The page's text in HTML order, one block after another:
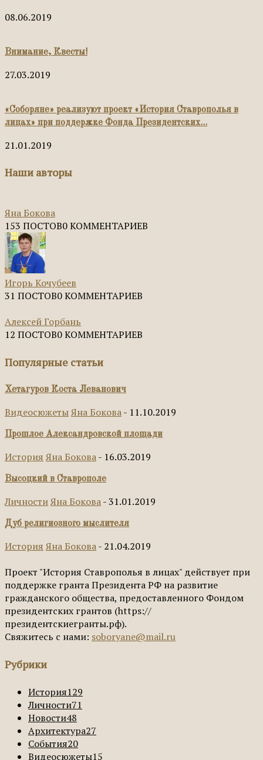
08.06.2019
Внимание, Квесты!
27.03.2019
«Соборяне» реализуют проект «История Ставрополья в
лицах» при поддержке Фонда Президентских...
21.01.2019
Наши авторы
Яна Бокова
153 ПОСТОВ0 КОММЕНТАРИЕВ
Игорь Кочубеев
31 ПОСТОВ0 КОММЕНТАРИЕВ
Алексей Горбань
12 ПОСТОВ0 КОММЕНТАРИЕВ
Популярные статьи
Хетагуров Коста Леванович
ВидеосюжетыЯна Бокова- 11.10.2019
Прошлое Александровской площади
История Яна Бокова- 16.03.2019
Высоцкий в Ставрополе
ЛичностиЯна Бокова-31.01.2019
Дуб религиозного мыслителя
История Яна Бокова- 21.04.2019
Проект "История Ставрополья в лицах" действует при
поддержке гранта Президента РФ на развитие
гражданского общества, предоставленного Фондом
президентских грантов (https://
президентскиегранты.рф).
Свяжитесь с нами: soboryane@mail.ru
Рубрики
История129
Личности71
Новости48
Архитектура27
События20
Видеосюжеты15